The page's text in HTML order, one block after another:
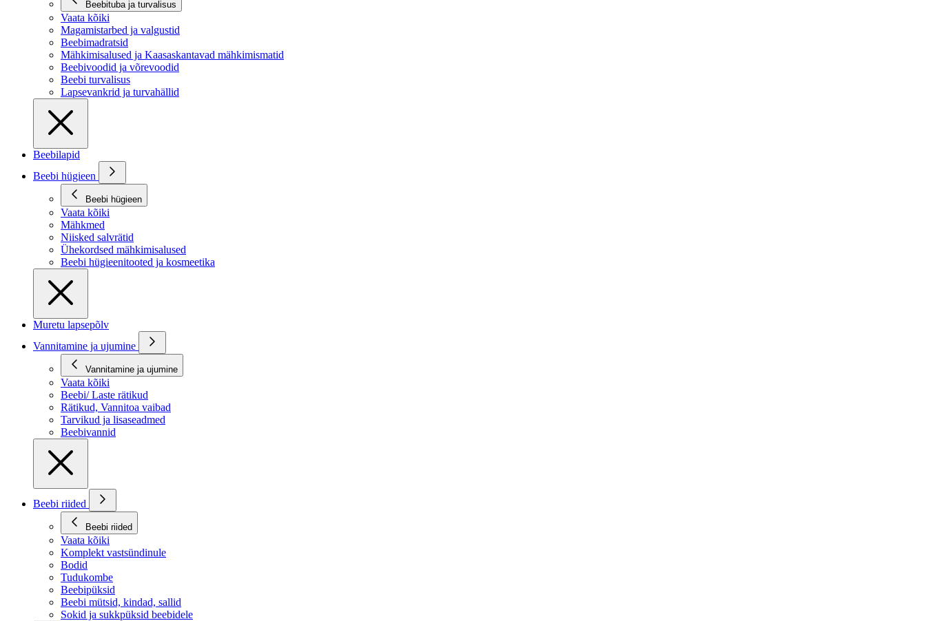
Beebituba ja turvalisus
Vaata kõiki
Magamistarbed ja valgustid
Beebimadratsid
Mähkimisalused ja Kaasaskantavad mähkimismatid
Beebivoodid ja võrevoodid
Beebi turvalisus
Lapsevankrid ja turvahällid
Beebilapid
Beebi hügieen
Beebi hügieen
Vaata kõiki
Mähkmed
Niisked salvrätid
Ühekordsed mähkimisalused
Beebi hügieenitooted ja kosmeetika
Muretu lapsepõlv
Vannitamine ja ujumine
Vannitamine ja ujumine
Vaata kõiki
Beebi/ Laste rätikud
Rätikud, Vannitoa vaibad
Tarvikud ja lisaseadmed
Beebivannid
Beebi riided
Beebi riided
Vaata kõiki
Komplekt vastsündinule
Bodid
Tudukombe
Beebipüksid
Beebi mütsid, kindad, sallid
Sokid ja sukkpüksid beebidele